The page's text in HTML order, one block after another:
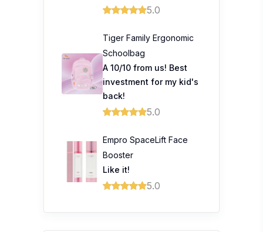
5.0
Tiger Family Ergonomic
Schoolbag
A 10/10 from us! Best
investment for my kid's
back!
5.0
Empro SpaceLift Face
Booster
Like it!
5.0